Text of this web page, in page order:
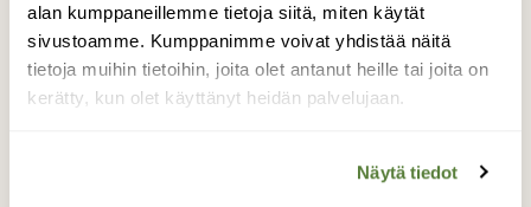
alan kumppaneillemme tietoja siitä, miten käytät
sivustoamme. Kumppanimme voivat yhdistää näitä
tietoja muihin tietoihin, joita olet antanut heille tai joita on
kerätty, kun olet käyttänyt heidän palvelujaan.
Näytä tiedot
LUONNONSUOJELUALUE
LÄHILUONTO
TALVIRETKEILY
YLISTÖNMÄKI